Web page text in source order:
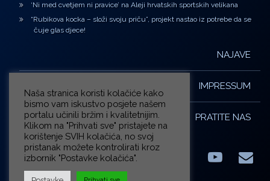
‘Ni med cvetjem ni pravice’ na Aleji hrvatskih sportskih velikana
“Rubikova kocka – složi svoju priču”, projekt nastao iz potrebe da se
čuje glas djece!
NAJAVE
IMPRESSUM
PRATITE NAS
FacebookLinkedIn E-
Naša stranica koristi kolačiće kako
bismo vam iskustvo posjete našem
portalu učinili bržim i kvalitetnijim.
Klikom na "Prihvati sve" pristajete na
korištenje SVIH kolačića, no svoj
pristanak možete kontrolirati kroz
izbornik "Postavke kolačića".